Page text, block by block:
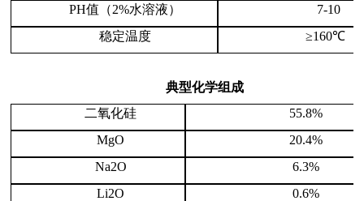
PH值（2%水溶液）
7-10
稳定温度
≥160℃
典型化学组成
二氧化硅
55.8%
MgO
20.4%
Na2O
6.3%
Li2O
0.6%